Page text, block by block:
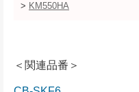
> KM550HA
＜関連品番＞